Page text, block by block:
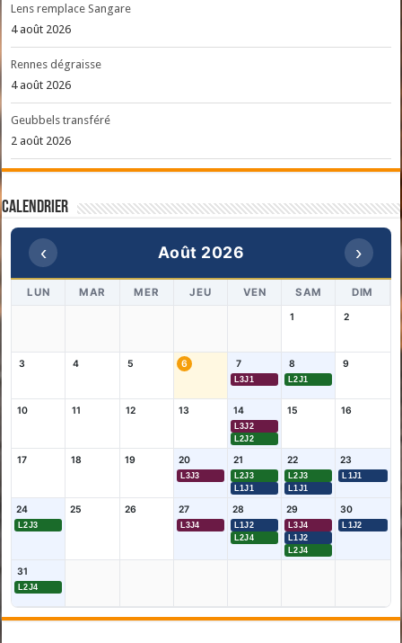
Lens remplace Sangare
4 août 2026
Rennes dégraisse
4 août 2026
Geubbels transféré
2 août 2026
Calendrier
‹ Août 2026 ›
LUN MAR MER JEU VEN SAM DIM
1 2
3 4 5 6 7
L3J1
8
L2J1
9
10 11 12 13 14
L3J2
L2J2
15 16
17 18 19 20
L3J3
21
L2J3
L1J1
22
L2J3
L1J1
23
L1J1
24
L2J3
25 26 27
L3J4
28
L1J2
L2J4
29
L3J4
L1J2
L2J4
30
L1J2
31
L2J4